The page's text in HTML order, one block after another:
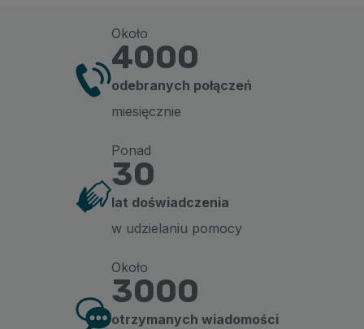
Około
4000
odebranych połączeń
miesięcznie
Ponad
30
lat doświadczenia
w udzielaniu pomocy
Około
3000
otrzymanych wiadomości